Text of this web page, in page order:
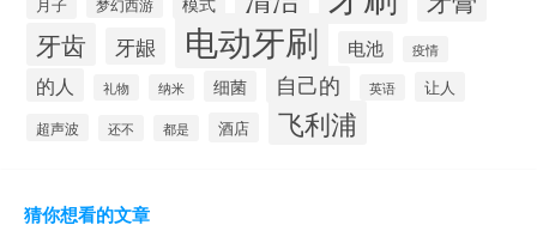
梦幻西游
牙齿 牙龈 电动牙刷 电池 疫情
的人 礼物 纳米 细菌 自己的 英语 让人
超声波 还不 都是 酒店 飞利浦
猜你想看的文章